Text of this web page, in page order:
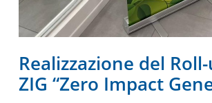
Realizzazione del
ZIG “Zero Impact